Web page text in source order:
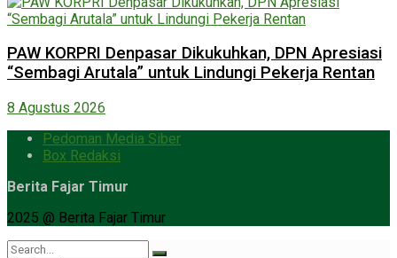
PAW KORPRI Denpasar Dikukuhkan, DPN Apresiasi
“Sembagi Arutala” untuk Lindungi Pekerja Rentan
8 Agustus 2026
Pedoman Media Siber
Box Redaksi
Berita Fajar Timur
2025 @ Berita Fajar Timur